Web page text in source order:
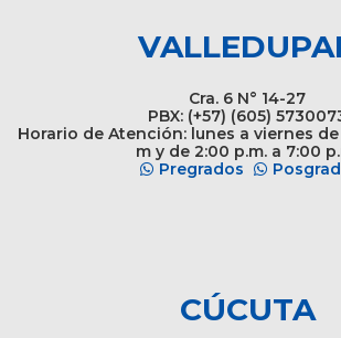
Cra. 6 N° 14-27
PBX: (+57) (605)
Horario de Atención: lunes a viernes de
m y de 2:00 p.m. a 7:00
Pregrados
CÚCUTA